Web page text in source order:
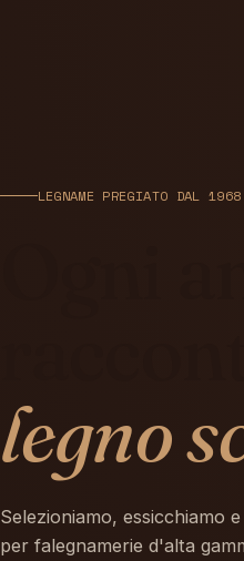
LEGNAME PREGIATO DAL 1968
Ogni
legno
Selezioniamo, essicchiamo
per falegnamerie d'alta